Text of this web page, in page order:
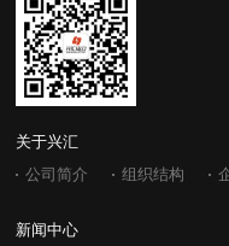
关于兴汇
公司简介 组织结构
新闻中心